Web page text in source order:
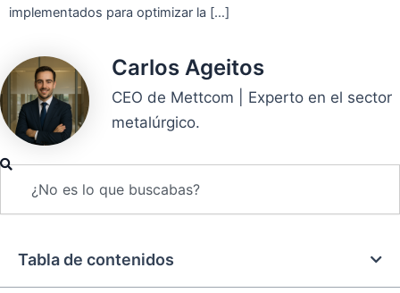
implementados para optimizar la […]
Carlos Ageitos
CEO de Mettcom | Experto en el sector
metalúrgico.
Buscar
Tabla de contenidos